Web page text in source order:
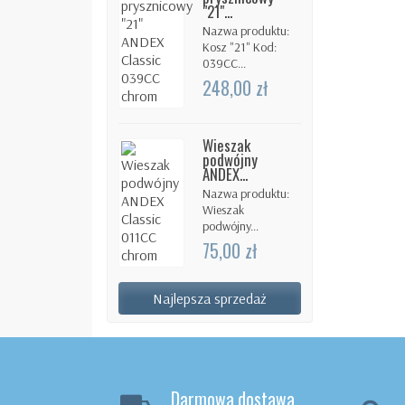
"21"...
Nazwa produktu:
Kosz "21" Kod:
039CC...
248,00 zł
Wieszak
podwójny
ANDEX...
Nazwa produktu:
Wieszak
podwójny...
75,00 zł
Najlepsza sprzedaż
Darmowa dostawa